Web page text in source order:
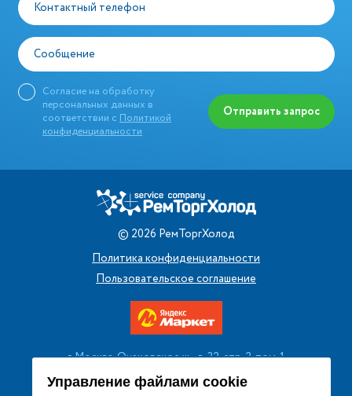
Управление файлами cookie
Контактный телефон
Сообщение
Согласие на обработку
персональных данных в
соответствии с Политикой
конфиденциальности
Отправить запрос
© 2026 РемТоргХолод
Политика конфиденциальности
Пользовательское соглашение
г. Москва, Очаковское ш., д. 32, стр. 2, пом. 1
+7 (495) 256 08 13